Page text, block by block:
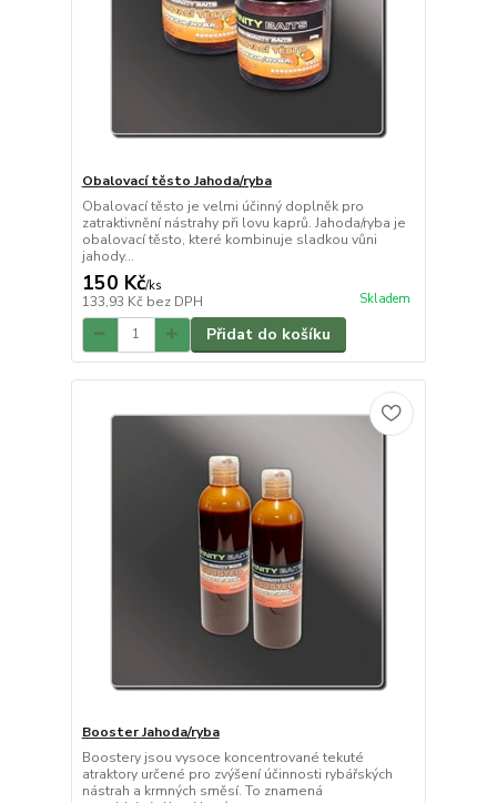
Obalovací těsto Jahoda/ryba
Obalovací těsto je velmi účinný doplněk pro
zatraktivnění nástrahy při lovu kaprů. Jahoda/ryba je
obalovací těsto, které kombinuje sladkou vůni
jahody...
150 Kč/ks
133,93 Kč bez DPH Skladem
Přidat do košíku
Booster Jahoda/ryba
Boostery jsou vysoce koncentrované tekuté
atraktory určené pro zvýšení účinnosti rybářských
nástrah a krmných směsí. To znamená